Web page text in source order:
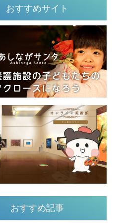
おすすめサイト
おすすめ記事